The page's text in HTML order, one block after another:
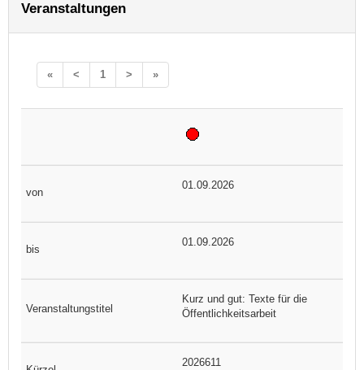
Veranstaltungen
« < 1 > »
01.09.2026
01.09.2026
Kurz und gut: Texte für die
Öffentlichkeitsarbeit
2026611